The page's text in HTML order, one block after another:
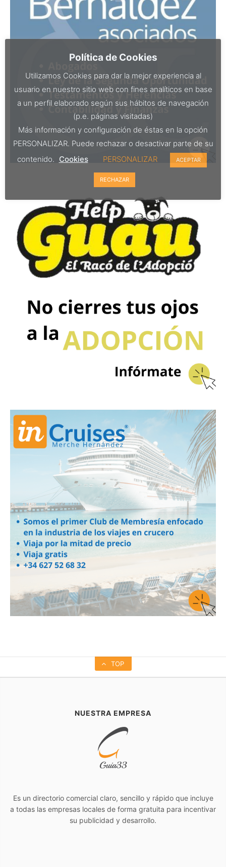
TOP
NUESTRA EMPRESA
Es un directorio comercial claro, sencillo y rápido que incluye
a todas las empresas locales de forma gratuita para incentivar
su publicidad y desarrollo.
Política de Cookies
Utilizamos Cookies para dar la mejor experiencia al
usuario en nuestro sitio web con fines analíticos en base
a un perfil elaborado según sus hábitos de navegación
(p.e. páginas visitadas)
Más información y configuración de éstas en la opción
PERSONALIZAR. Puede rechazar o desactivar parte de su
contenido. Cookies PERSONALIZAR ACEPTAR
RECHAZAR